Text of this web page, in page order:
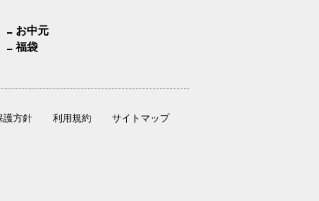
お中元
福袋
護方針 利用規約 サイトマップ